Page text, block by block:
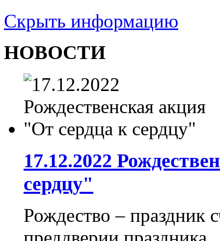
Скрыть информацию
НОВОСТИ
17.12.2022
сердцу"
Рождество – праздник